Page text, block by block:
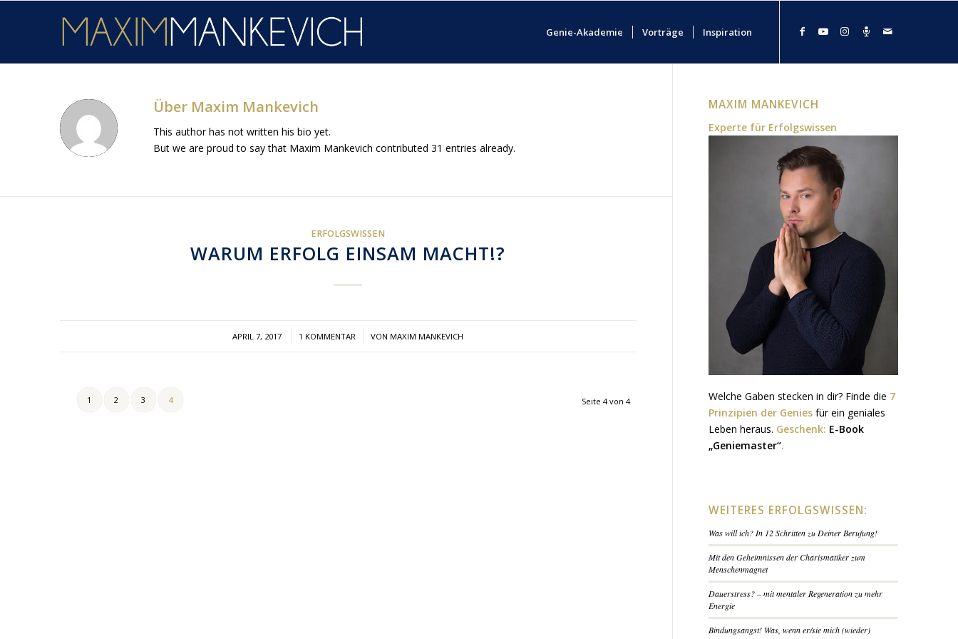
Genie-Akademie Vorträge Inspiration
Über Maxim Mankevich
This author has not written his bio yet.
But we are proud to say that Maxim Mankevich contributed 31 entries already.
ERFOLGSWISSEN
WARUM ERFOLG EINSAM MACHT!?
APRIL 7, 2017
/ 1 KOMMENTAR
/ VON MAXIM MANKEVICH
Seite 4 von 4
1 2 3 4
MAXIM MANKEVICH
Experte für Erfolgswissen
Welche Gaben stecken in dir? Finde die 7
Prinzipien der Geniesfür ein geniales
Leben heraus. Geschenk: E-Book
„Geniemaster“.
WEITERES ERFOLGSWISSEN:
Was will ich? In 12 Schritten zu Deiner Berufung!
Mit den Geheimnissen der Charismatiker zum
Menschenmagnet
Dauerstress? – mit mentaler Regeneration zu mehr
Energie
Bindungsangst! Was, wenn er/sie mich (wieder)